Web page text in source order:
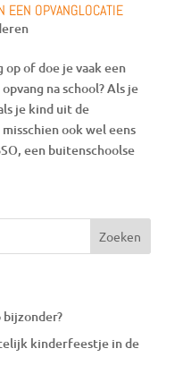
EEN OPVANGLOCATIE
op of doe je vaak een
na school? Als je
je kind uit de
ook wel eens
een buitenschoolse
bijzonder?
kinderfeestje in de